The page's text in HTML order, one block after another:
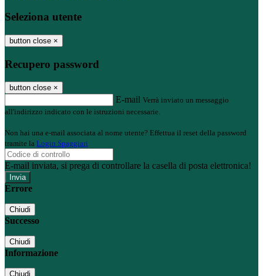
Seleziona utente
button close ×
Recupero password
button close ×
E-mail Verrà inviato un messaggio
all'indirizzo indicato con le istruzioni necessarie.
Non hai una e-mail associata al nome utente? Effettua il reset della password
tramite la Login Spaggiari
E-mail inviata, si prega di controllare la casella di posta elettronica!
Errore
Chiudi
Successo
Chiudi
Informazione
Chiudi